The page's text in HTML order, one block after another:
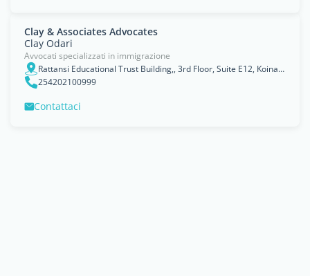
Clay & Associates Advocates
Clay Odari
Avvocati specializzati in immigrazione
Rattansi Educational Trust Building,, 3rd Floor, Suite E12, Koinange / Monrovia Street, P. O. Box 38811
254202100999
Contattaci